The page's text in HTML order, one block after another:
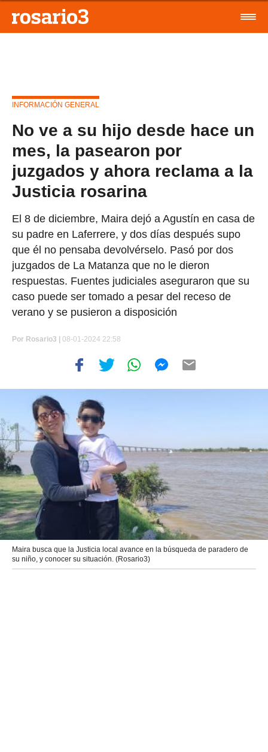
INFORMACIÓN GENERAL
No ve a su hijo desde hace un
mes, la pasearon por
juzgados y ahora reclama a la
Justicia rosarina
El 8 de diciembre, Maira dejó a Agustín en casa de
su padre en Laferrere, y dos días después supo
que él no pensaba devolvérselo. Pasó por dos
juzgados de La Matanza que no le dieron
respuestas. Fuentes judiciales aseguraron que su
caso puede ser tomado a pesar del receso de
verano y se pusieron a disposición
Por Rosario3 | 08-01-2024 22:58
Maira busca que la Justicia local avance en la búsqueda de paradero de
su niño, y conocer su situación. (Rosario3)